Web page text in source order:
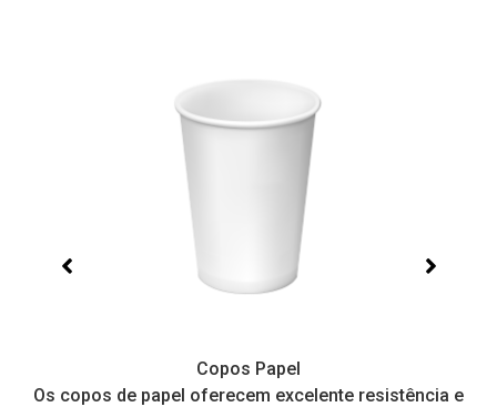
Copos Papel
Os copos de papel oferecem excelente resistência e